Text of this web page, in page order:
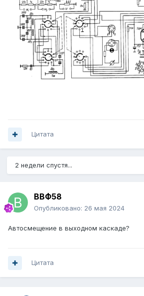
Цитата
2 недели спустя...
ВВФ58
Опубликовано: 26 мая 2024
Автосмещение в выходном каскаде?
Цитата